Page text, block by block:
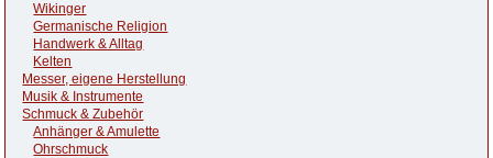
Wikinger
Germanische Religion
Handwerk & Alltag
Kelten
Messer, eigene Herstellung
Musik & Instrumente
Schmuck & Zubehör
Anhänger & Amulette
Ohrschmuck